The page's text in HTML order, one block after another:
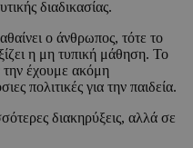
διαδικασίας.
ο άνθρωπος, τότε το
η μη τυπική μάθηση. Το
την έχουμε ακόμη
πολιτικές για την παιδεία.
διακηρύξεις, αλλά σε